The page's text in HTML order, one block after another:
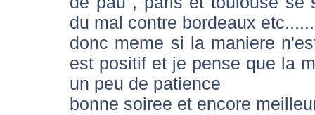
du mal contre bordeaux etc......
donc meme si la maniere
est positif et je pense que la
un peu de patience
bonne soiree et encore